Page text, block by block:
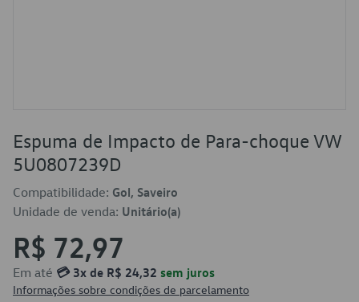
Espuma de Impacto de Para-choque VW
5U0807239D
Compatibilidade: Gol, Saveiro
Unidade de venda: Unitário(a)
R$ 72,97
Em até 💳 3x de R$ 24,32 sem juros
Informações sobre condições de parcelamento